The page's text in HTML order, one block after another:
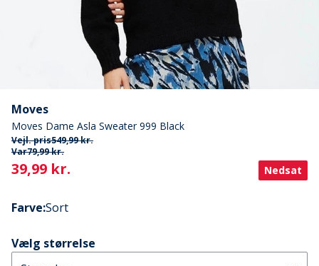
Moves
Moves Dame Asla Sweater 999 Black
Vejl. pris549,99 kr.
Var79,99 kr.
Current
39,99 kr. Nedsat
Farve:Sort
Vælg størrelse